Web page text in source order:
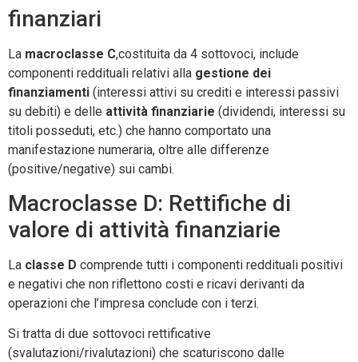
finanziari
La macroclasse C,costituita da 4 sottovoci, include
componenti reddituali relativi alla gestione dei
finanziamenti (interessi attivi su crediti e interessi passivi
su debiti) e delle attività finanziarie (dividendi, interessi su
titoli posseduti, etc.) che hanno comportato una
manifestazione numeraria, oltre alle differenze
(positive/negative) sui cambi.
Macroclasse D: Rettifiche di
valore di attività finanziarie
La classe D comprende tutti i componenti reddituali positivi
e negativi che non riflettono costi e ricavi derivanti da
operazioni che l’impresa conclude con i terzi.
Si tratta di due sottovoci rettificative
(svalutazioni/rivalutazioni) che scaturiscono dalle